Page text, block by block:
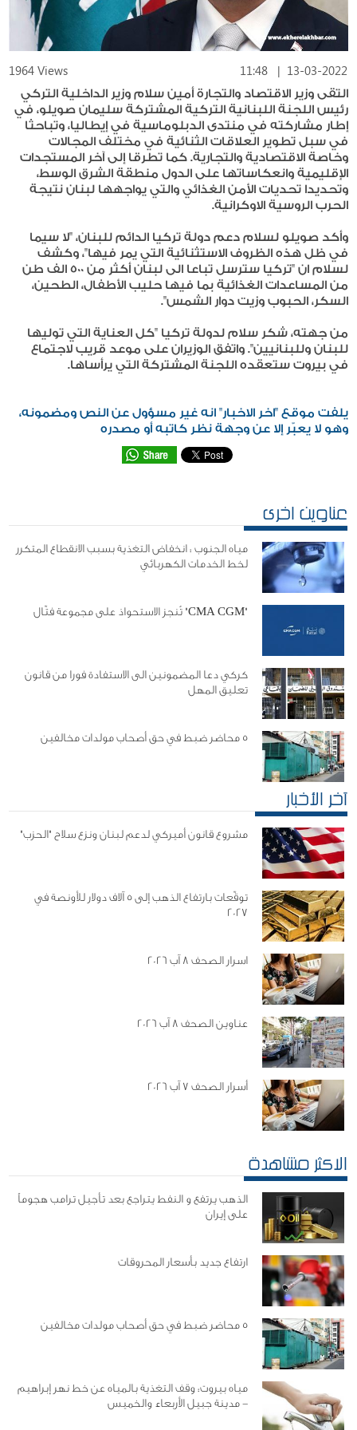
1964 Views 11:48 | 13-03-2022
التقى وزير الاقتصاد والتجارة أمين سلام وزير الداخلية التركي
رئيس اللجنة اللبنانية التركية المشتركة سليمان صويلو، في
إطار مشاركته في منتدى الدبلوماسية في إيطاليا، وتباحثا
في سبل تطوير العلاقات الثنائية في مختلف المجالات
وخاصة الاقتصادية والتجارية. كما تطرقا إلى آخر المستجدات
الإقليمية وانعكاساتها على الدول منطقة الشرق الوسط،
وتحديدا تحديات الأمن الغذائي والتي يواجهها لبنان نتيجة
الحرب الروسية الاوكرانية.
وأكد صويلو لسلام دعم دولة تركيا الدائم للبنان، "لا سيما
في ظل هذه الظروف الاستثنائية التي يمر فيها"، وكشف
لسلام ان "تركيا سترسل تباعا الى لبنان أكثر من 500 الف طن
من المساعدات الغذائية بما فيها حليب الأطفال، الطحين،
السكر، الحبوب وزيت دوار الشمس".
من جهته، شكر سلام لدولة تركيا "كل العناية التي توليها
للبنان وللبنانيين". واتفق الوزيران على موعد قريب لاجتماع
في بيروت ستعقده اللجنة المشتركة التي يرأساها.
يلفت موقع "اخر الاخبار" انه غير مسؤول عن النص ومضمونه،
وهو لا يعبّر إلا عن وجهة نظر كاتبه أو مصدره
عناوين اخرى
مياه الجنوب : انخفاض التغذية بسبب الانقطاع المتكرر
لخط الخدمات الكهربائي
"CMA CGM" تُنجز الاستحواذ على مجموعة فتّال
كركي دعا المضمونين الى الاستفادة فورا من قانون
تعليق المهل
5 محاضر ضبط في حق أصحاب مولدات مخالفين
آخر الأخبار
مشروع قانون أميركي لدعم لبنان ونزع سلاح "الحزب"
توقّعات بارتفاع الذهب إلى 5 آلاف دولار للأونصة في
2027
اسرار الصحف 8 آب 2026
عناوين الصحف 8 آب 2026
أسرار الصحف 7 آب 2026
الاكثر مشاهدة
الذهب يرتفع و النفط يتراجع بعد تأجيل ترامب هجوماً
على إيران
ارتفاع جديد بأسعار المحروقات
5 محاضر ضبط في حق أصحاب مولدات مخالفين
مياه بيروت: وقف التغذية بالمياه عن خط نهر إبراهيم
- مدينة جبيل الأربعاء والخميس